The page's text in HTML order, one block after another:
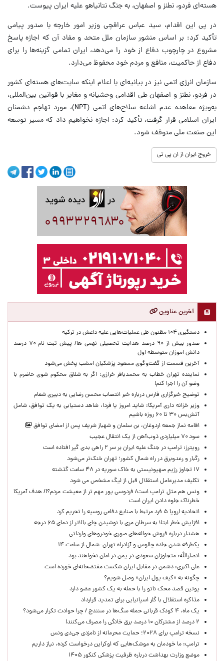
هسته‌ای فردو، نطنز و اصفهان، به جنگ نتانیاهو علیه ایران پیوست.
در پی این اقدام، سید عباس عراقچی وزیر امور خارجه با صدور پیامی
تأکید کرد: بر اساس منشور سازمان ملل متحد و مفاد آن که اجازه پاسخ
مشروع در چارچوب دفاع از خود را می‌دهد، ایران تمامی گزینه‌ها را برای
دفاع از حاکمیت، منافع و مردم خود محفوظ می‌دارد.
سازمان انرژی اتمی نیز در بیانیه‌ای با اعلام اینکه سایت‌های هسته‌ای کشور
در فردو، نطنز و اصفهان طی اقدامی وحشیانه و مغایر با قوانین بین‌المللی،
به‌ویژه معاهده عدم اشاعه سلاح‌های اتمی (NPT)، مورد تهاجم دشمنان
ایران اسلامی قرار گرفت، تأکید کرد: اجازه نخواهیم داد که مسیر توسعه
این صنعت ملی متوقف شود.
خروج ایران از ان پی تی
آخرین عناوین
دستگیری ۱۰۴ مظنون طی عملیات‌هایی علیه داعش در ترکیه
صدور بیش از ۹۰ درصد هدایت تحصیلی نهمی ها/ پیش ثبت نام ۷۰ درصد
دانش اموزان متوسطه اول
آخرین قسمت از گفت‌وگوی مسعود پزشکیان امشب پخش می‌شود
نماینده تهران خطاب به محمدباقر خرازی: اگر به شلاق محکوم شوی حاضرم با
وضو آن را اجرا کنم!
توضیح خبرگزاری فارس درباره خبر انتصاب محسن رضایی به دبیری شعام
وزیر خزانه داری آمریکا: شاید امروز یا فردا، شاهد دستیابی به یک توافق، شامل
آتش‌بس ۳۰ تا ۶۰ روزه باشیم
اقامه نماز جمعه اردوغان، بن ‌سلمان و شهباز شریف پس از امضای توافق
سود ۷۰ میلیاردی ذوب‌آهن از یک انتقال عجیب
رویترز: ترامپ در جنگ علیه ایران بر سر ۲ راهی بدی گیر افتاده است
رگبار و رعدوبرق در راه شمال کشور؛ تهران خنک‌تر می‌شود
۱۷ تجاوز رژیم صهیونیستی به خاک سوریه در ۴۸ ساعت گذشته
تکلیف مدیرعامل استقلال قبل از لیگ مشخص می شود
ونس هم مثل ترامپ است/ فردوسی پور مهم تر از معیشت مردم؟!/ هدف آمریکا
خطرناک جلوه دادن ایران است
اتحادیه اروپا ۵ فرد مرتبط با صنایع دفاعی روسیه را تحریم کرد
افزایش خطر ابتلا به سرطان مری با نوشیدن چای بالاتر از دمای ۶۵ درجه
هشدار درباره فروش حواله‌های صوری خودروهای وارداتی
یکطرفه شدن جاده چالوس و آزادراه تهران–شمال از ساعت ۱۴
انصارالله: متجاوزان سعودی در یمن در امان نخواهند بود
علی اکبری: دشمن در مقابل ایران شکست مفتضحانه‌ای خورده است
چگونه به «کیف پول ایران» وصل شویم؟
پوتین قصد محک ناتو را با حمله به یک کشور عضو دارد
مذاکره استقلال با گلر اسپانیایی برای تمدید قرارداد
یک ماه، ۴ کودک قربانی حمله سگ‌ها در سنندج / چرا حوادث تکرار می‌شود؟
۲ درصد از مشترکان ۱۰ درصد برق خانگی را مصرف می‌کنند!
نسخه ترامپ برای ۲۰۲۸؛ حمایت محرمانه از نامزدی جی‌دی ونس
ترامپ: ما خودمان به موشک‌هایی که اوکراین درخواست کرده، نیاز داریم
موضع وزارت بهداشت درباره ظرفیت پزشکی کنکور ۱۴۰۵